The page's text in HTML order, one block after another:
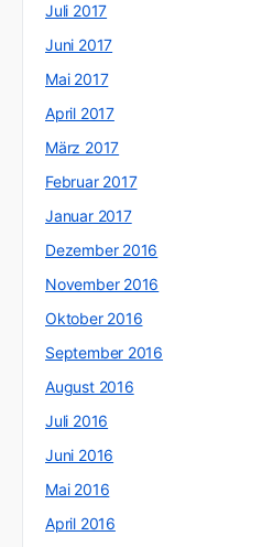
Juli 2017
Juni 2017
Mai 2017
April 2017
März 2017
Februar 2017
Januar 2017
Dezember 2016
November 2016
Oktober 2016
September 2016
August 2016
Juli 2016
Juni 2016
Mai 2016
April 2016